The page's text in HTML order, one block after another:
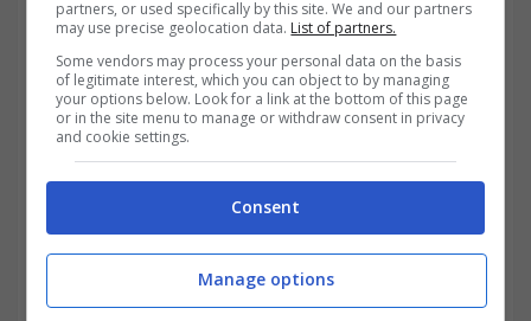
partners, or used specifically by this site. We and our partners
may use precise geolocation data. List of partners.
Some vendors may process your personal data on the basis
of legitimate interest, which you can object to by managing
your options below. Look for a link at the bottom of this page
or in the site menu to manage or withdraw consent in privacy
and cookie settings.
Consent
Manage options